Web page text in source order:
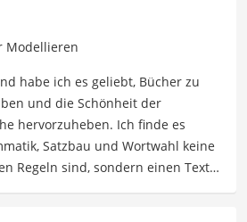
mit verschiedenen Hobbys
Dieses Interesse spiegelt sich in
die sich mit Freizeitideen,
und Anregungen für die
ist aus unserer Sicht
fürHandwerkerundBastler.
Modellieren
habe ich es geliebt, Bücher zu
und die Schönheit der
hervorzuheben. Ich finde es
Satzbau und Wortwahl keine
Regeln sind, sondern einen Text